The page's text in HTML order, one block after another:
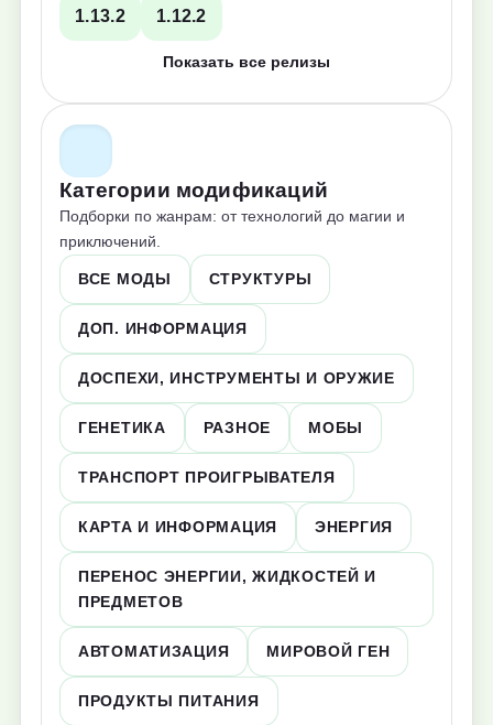
1.13.2 1.12.2
Показать все релизы
Категории модификаций
Подборки по жанрам: от технологий до магии и
приключений.
ВСЕ МОДЫ СТРУКТУРЫ
ДОП. ИНФОРМАЦИЯ
ДОСПЕХИ, ИНСТРУМЕНТЫ И ОРУЖИЕ
ГЕНЕТИКА РАЗНОЕ МОБЫ
ТРАНСПОРТ ПРОИГРЫВАТЕЛЯ
КАРТА И ИНФОРМАЦИЯ ЭНЕРГИЯ
ПЕРЕНОС ЭНЕРГИИ, ЖИДКОСТЕЙ И
ПРЕДМЕТОВ
АВТОМАТИЗАЦИЯ МИРОВОЙ ГЕН
ПРОДУКТЫ ПИТАНИЯ